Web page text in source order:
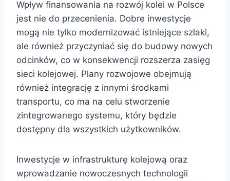
Wpływ finansowania na rozwój kolei w Polsce
jest nie do przecenienia. Dobre inwestycje
mogą nie tylko modernizować istniejące szlaki,
ale również przyczyniać się do budowy nowych
odcinków, co w konsekwencji rozszerza zasięg
sieci kolejowej. Plany rozwojowe obejmują
również integrację z innymi środkami
transportu, co ma na celu stworzenie
zintegrowanego systemu, który będzie
dostępny dla wszystkich użytkowników.
Inwestycje w infrastrukturę kolejową oraz
wprowadzanie nowoczesnych technologii